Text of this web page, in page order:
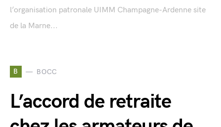
l’organisation patronale UIMM Champagne-Ardenne site
de la Marne...
B BOCC
L’accord de retraite